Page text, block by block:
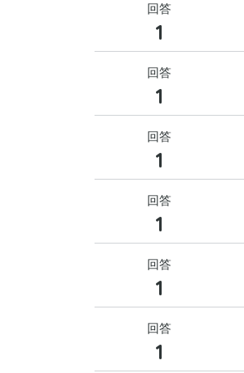
回答
1
回答
1
回答
1
回答
1
回答
1
回答
1